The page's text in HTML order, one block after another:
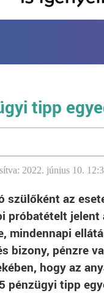
tipp
2022. június 10.
szülőként az
próbatételt jelent
mindennapi
bizony, pénzre
hogy az
pénzügyi tipp